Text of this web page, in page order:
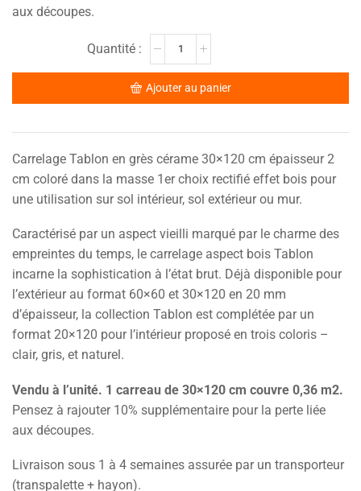
aux découpes.
Ajouter au panier
Carrelage Tablon en grès cérame 30×120 cm épaisseur 2
cm coloré dans la masse 1er choix rectifié effet bois pour
une utilisation sur sol intérieur, sol extérieur ou mur.
Caractérisé par un aspect vieilli marqué par le charme des
empreintes du temps, le carrelage aspect bois Tablon
incarne la sophistication à l’état brut. Déjà disponible pour
l’extérieur au format 60×60 et 30×120 en 20 mm
d’épaisseur, la collection Tablon est complétée par un
format 20×120 pour l’intérieur proposé en trois coloris –
clair, gris, et naturel.
Vendu à l’unité. 1 carreau de 30×120 cm couvre 0,36 m2.
Pensez à rajouter 10% supplémentaire pour la perte liée
aux découpes.
Livraison sous 1 à 4 semaines assurée par un transporteur
(transpalette + hayon).